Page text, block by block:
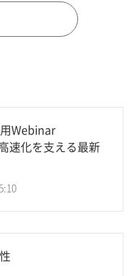
Webinar
速化を支える最新